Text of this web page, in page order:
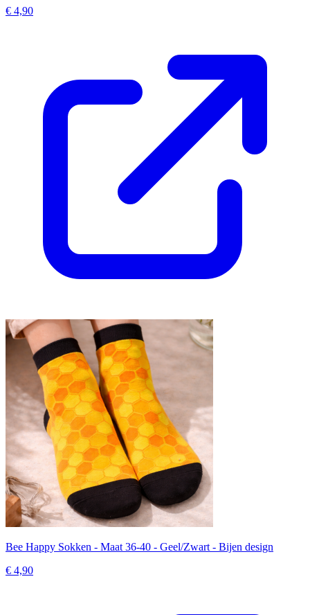
€ 4,90
Bee Happy Sokken - Maat 36-40 - Geel/Zwart - Bijen design
€ 4,90